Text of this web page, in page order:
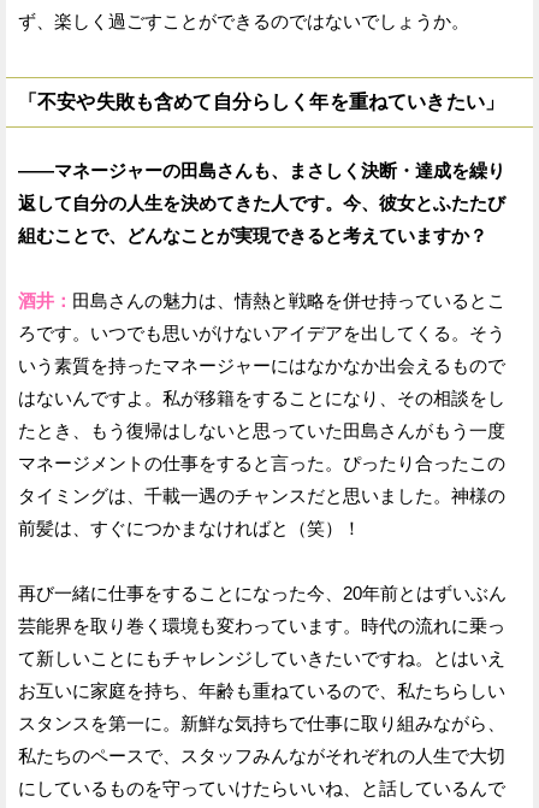
ず、楽しく過ごすことができるのではないでしょうか。
「不安や失敗も含めて自分らしく年を重ねていきたい」
——マネージャーの田島さんも、まさしく決断・達成を繰り
返して自分の人生を決めてきた人です。今、彼女とふたたび
組むことで、どんなことが実現できると考えていますか？
酒井： 田島さんの魅力は、情熱と戦略を併せ持っているとこ
ろです。いつでも思いがけないアイデアを出してくる。そう
いう素質を持ったマネージャーにはなかなか出会えるもので
はないんですよ。私が移籍をすることになり、その相談をし
たとき、もう復帰はしないと思っていた田島さんがもう一度
マネージメントの仕事をすると言った。ぴったり合ったこの
タイミングは、千載一遇のチャンスだと思いました。神様の
前髪は、すぐにつかまなければと（笑）！
再び一緒に仕事をすることになった今、20年前とはずいぶん
芸能界を取り巻く環境も変わっています。時代の流れに乗っ
て新しいことにもチャレンジしていきたいですね。とはいえ
お互いに家庭を持ち、年齢も重ねているので、私たちらしい
スタンスを第一に。新鮮な気持ちで仕事に取り組みながら、
私たちのペースで、スタッフみんながそれぞれの人生で大切
にしているものを守っていけたらいいね、と話しているんで